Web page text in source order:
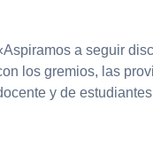
a seguir
los gremios, las
y de